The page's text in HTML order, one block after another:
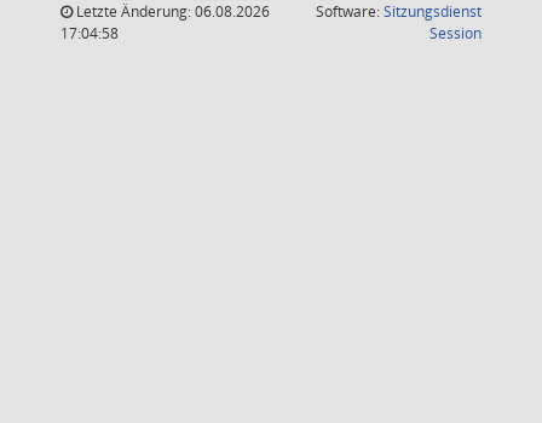
Letzte Änderung: 06.08.2026
17:04:58
Software:Sitzungsdienst
Session(Wird in